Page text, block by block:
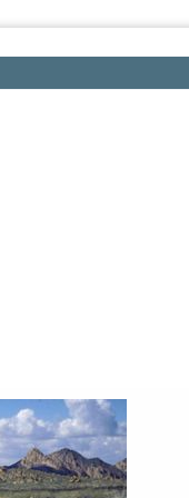
eines der
über die
benjamin-von-brackel/